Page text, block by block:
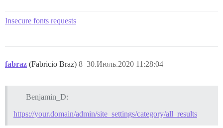
Insecure fonts requests
fabraz (Fabricio Braz) 30.Июль.2020 11:28:04
8
Benjamin_D:
https://your.domain/admin/site_settings/category/all_results